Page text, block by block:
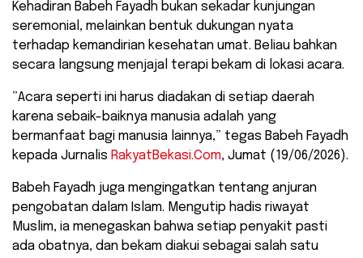
​Kehadiran Babeh Fayadh bukan sekadar kunjungan
seremonial, melainkan bentuk dukungan nyata
terhadap kemandirian kesehatan umat. Beliau bahkan
secara langsung menjajal terapi bekam di lokasi acara.
​”Acara seperti ini harus diadakan di setiap daerah
karena sebaik-baiknya manusia adalah yang
bermanfaat bagi manusia lainnya,” tegas Babeh Fayadh
kepada Jurnalis RakyatBekasi.Com, Jumat (19/06/2026).
​Babeh Fayadh juga mengingatkan tentang anjuran
pengobatan dalam Islam. Mengutip hadis riwayat
Muslim, ia menegaskan bahwa setiap penyakit pasti
ada obatnya, dan bekam diakui sebagai salah satu